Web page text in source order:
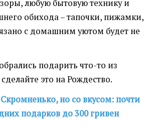
любую бытовую технику и
обихода – тапочки, пижамки,
с домашним уютом будет не
подарить что-то из
это на Рождество.
Скромненько, но со вкусом: почти
подарков до 300 гривен